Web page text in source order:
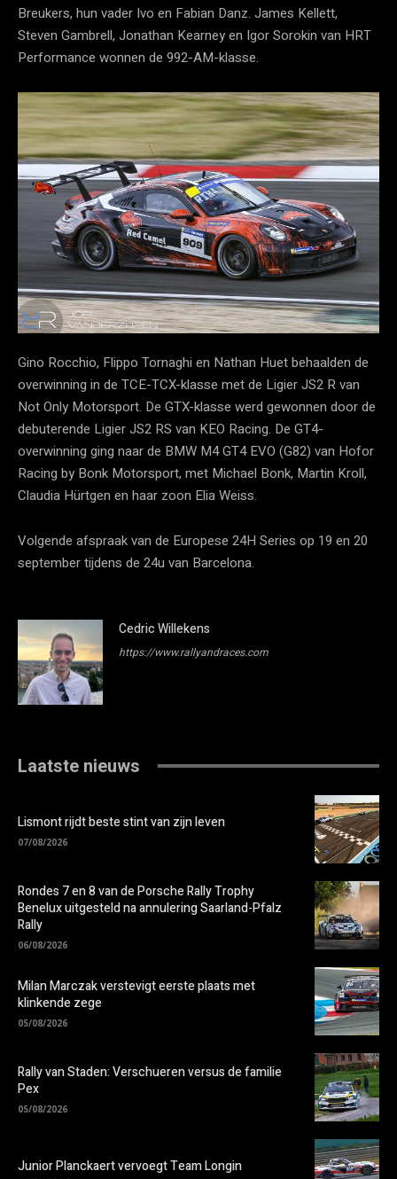
Breukers, hun vader Ivo en Fabian Danz. James Kellett,
Steven Gambrell, Jonathan Kearney en Igor Sorokin van HRT
Performance wonnen de 992-AM-klasse.
Gino Rocchio, Flippo Tornaghi en Nathan Huet behaalden de
overwinning in de TCE-TCX-klasse met de Ligier JS2 R van
Not Only Motorsport. De GTX-klasse werd gewonnen door de
debuterende Ligier JS2 RS van KEO Racing. De GT4-
overwinning ging naar de BMW M4 GT4 EVO (G82) van Hofor
Racing by Bonk Motorsport, met Michael Bonk, Martin Kroll,
Claudia Hürtgen en haar zoon Elia Weiss.
Volgende afspraak van de Europese 24H Series op 19 en 20
september tijdens de 24u van Barcelona.
Cedric Willekens
https://www.rallyandraces.com
Laatste nieuws
Lismont rijdt beste stint van zijn leven
07/08/2026
Rondes 7 en 8 van de Porsche Rally Trophy
Benelux uitgesteld na annulering Saarland-Pfalz
Rally
06/08/2026
Milan Marczak verstevigt eerste plaats met
klinkende zege
05/08/2026
Rally van Staden: Verschueren versus de familie
Pex
05/08/2026
Junior Planckaert vervoegt Team Longin